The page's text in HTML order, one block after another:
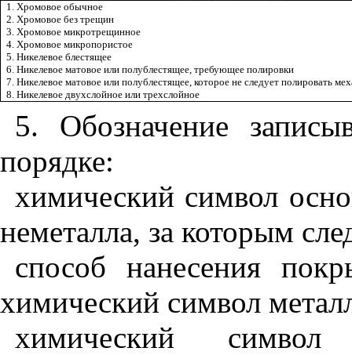
1. Хромовое обычное
2. Хромовое без трещин
3. Хромовое микротрещинное
4. Хромовое микропористое
5. Никелевое блестящее
6. Никелевое матовое или полублестящее, требующее полировки
7. Никелевое матовое или полублестящее, которое не следует полировать
8. Никелевое двухслойное или трехслойное
5. Обозначение
порядке:
химический символ
неметалла, за которым
способ нанесения
химический символ
химический